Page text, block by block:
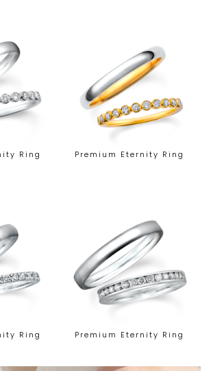
Ring Premium Eternity Ring
Ring Premium Eternity Ring